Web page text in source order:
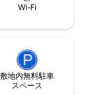
Wi-Fi
敷地内無料駐⁠車
ス⁠ペ⁠ー⁠ス